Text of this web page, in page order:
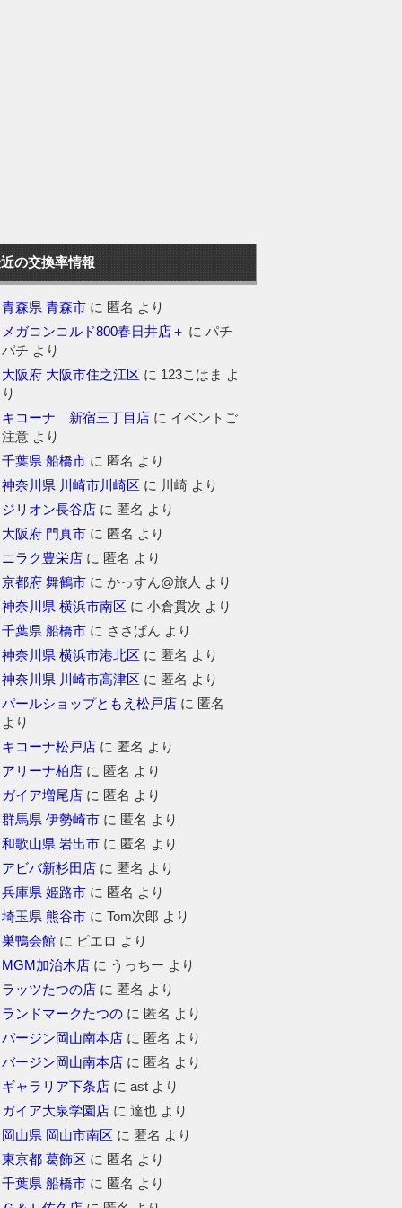
の交換率情報
青森県 青森市 に 匿名 より
メガコンコルド800春日井店＋ にパチ
パチ より
大阪府 大阪市住之江区 に 123こはま よ
り
キコーナ 新宿三丁目店 に イベントご
注意 より
千葉県 船橋市 に 匿名 より
神奈川県 川崎市川崎区 に 川崎 より
ジリオン長谷店 に 匿名 より
大阪府 門真市 に 匿名 より
ニラク豊栄店 に 匿名 より
京都府 舞鶴市 にかっすん@旅人 より
神奈川県 横浜市南区 に小倉貫次 より
千葉県 船橋市 に ささぱん より
神奈川県 横浜市港北区 に 匿名 より
神奈川県 川崎市高津区 に 匿名 より
パールショップともえ松戸店 に 匿名
より
キコーナ松戸店 に 匿名 より
アリーナ柏店 に 匿名 より
ガイア増尾店 に 匿名 より
群馬県 伊勢崎市 に 匿名 より
和歌山県 岩出市 に 匿名 より
アビバ新杉田店 に 匿名 より
兵庫県 姫路市 に 匿名 より
埼玉県 熊谷市 にTom次郎 より
巣鴨会館 に ピエロ より
MGM加治木店 に うっちー より
ラッツたつの店 に 匿名 より
ランドマークたつの に 匿名 より
バージン岡山南本店 に 匿名 より
バージン岡山南本店 に 匿名 より
ギャラリア下条店 にast より
ガイア大泉学園店 に達也 より
岡山県 岡山市南区 に 匿名 より
東京都 葛飾区 に 匿名 より
千葉県 船橋市 に 匿名 より